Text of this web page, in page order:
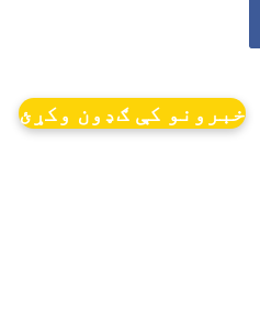
خبرونو کې ګډون وکړئ